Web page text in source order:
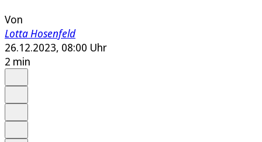
Von
Lotta Hosenfeld
26.12.2023, 08:00 Uhr
2 min